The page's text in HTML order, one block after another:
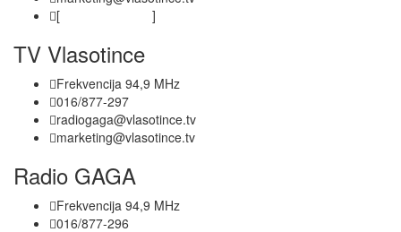
[
]
TV Vlasotince
Frekvencija 94,9 MHz
016/877-297
radiogaga@vlasotince.tv
marketing@vlasotince.tv
Radio GAGA
Frekvencija 94,9 MHz
016/877-296